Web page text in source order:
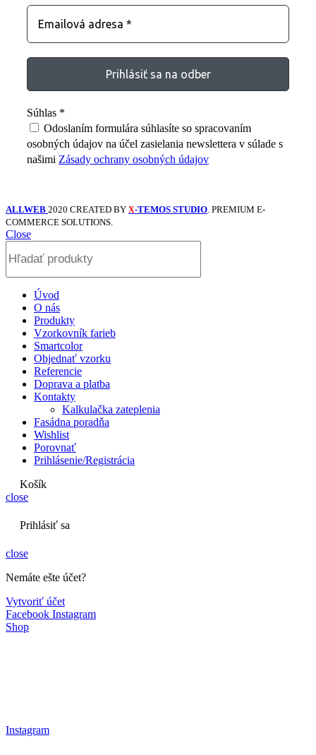
Súhlas *
Odoslaním formulára súhlasíte so spracovaním
osobných údajov na účel zasielania newslettera v súlade s
našimi Zásady ochrany osobných údajov
ALLWEB 2020 CREATED BY X-TEMOS STUDIO . PREMIUM E-
COMMERCE SOLUTIONS.
Close
Úvod
O nás
Produkty
Vzorkovník farieb
Smartcolor
Objednať vzorku
Referencie
Doprava a platba
Kontakty
Kalkulačka zateplenia
Fasádna poradňa
Wishlist
Porovnať
Prihlásenie/Registrácia
Košík
close
Prihlásiť sa
close
Nemáte ešte účet?
Vytvoriť účet
Facebook Instagram
Shop
Instagram